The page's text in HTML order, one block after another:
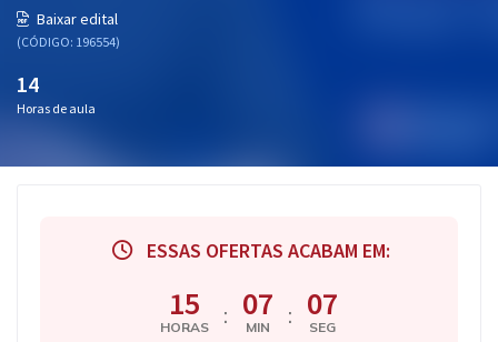
Atendimento
Baixar edital
(CÓDIGO: 196554)
14
Horas de aula
ESSAS OFERTAS ACABAM EM:
15
HORAS : 07
MIN : 06
SEG